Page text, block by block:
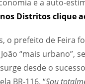
e a auto-
Distritos clique
o prefeito de Feira
“mais urbano”,
desde o
BR-116. “Sou